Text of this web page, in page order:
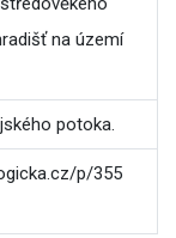
na území
potoka.
p/355